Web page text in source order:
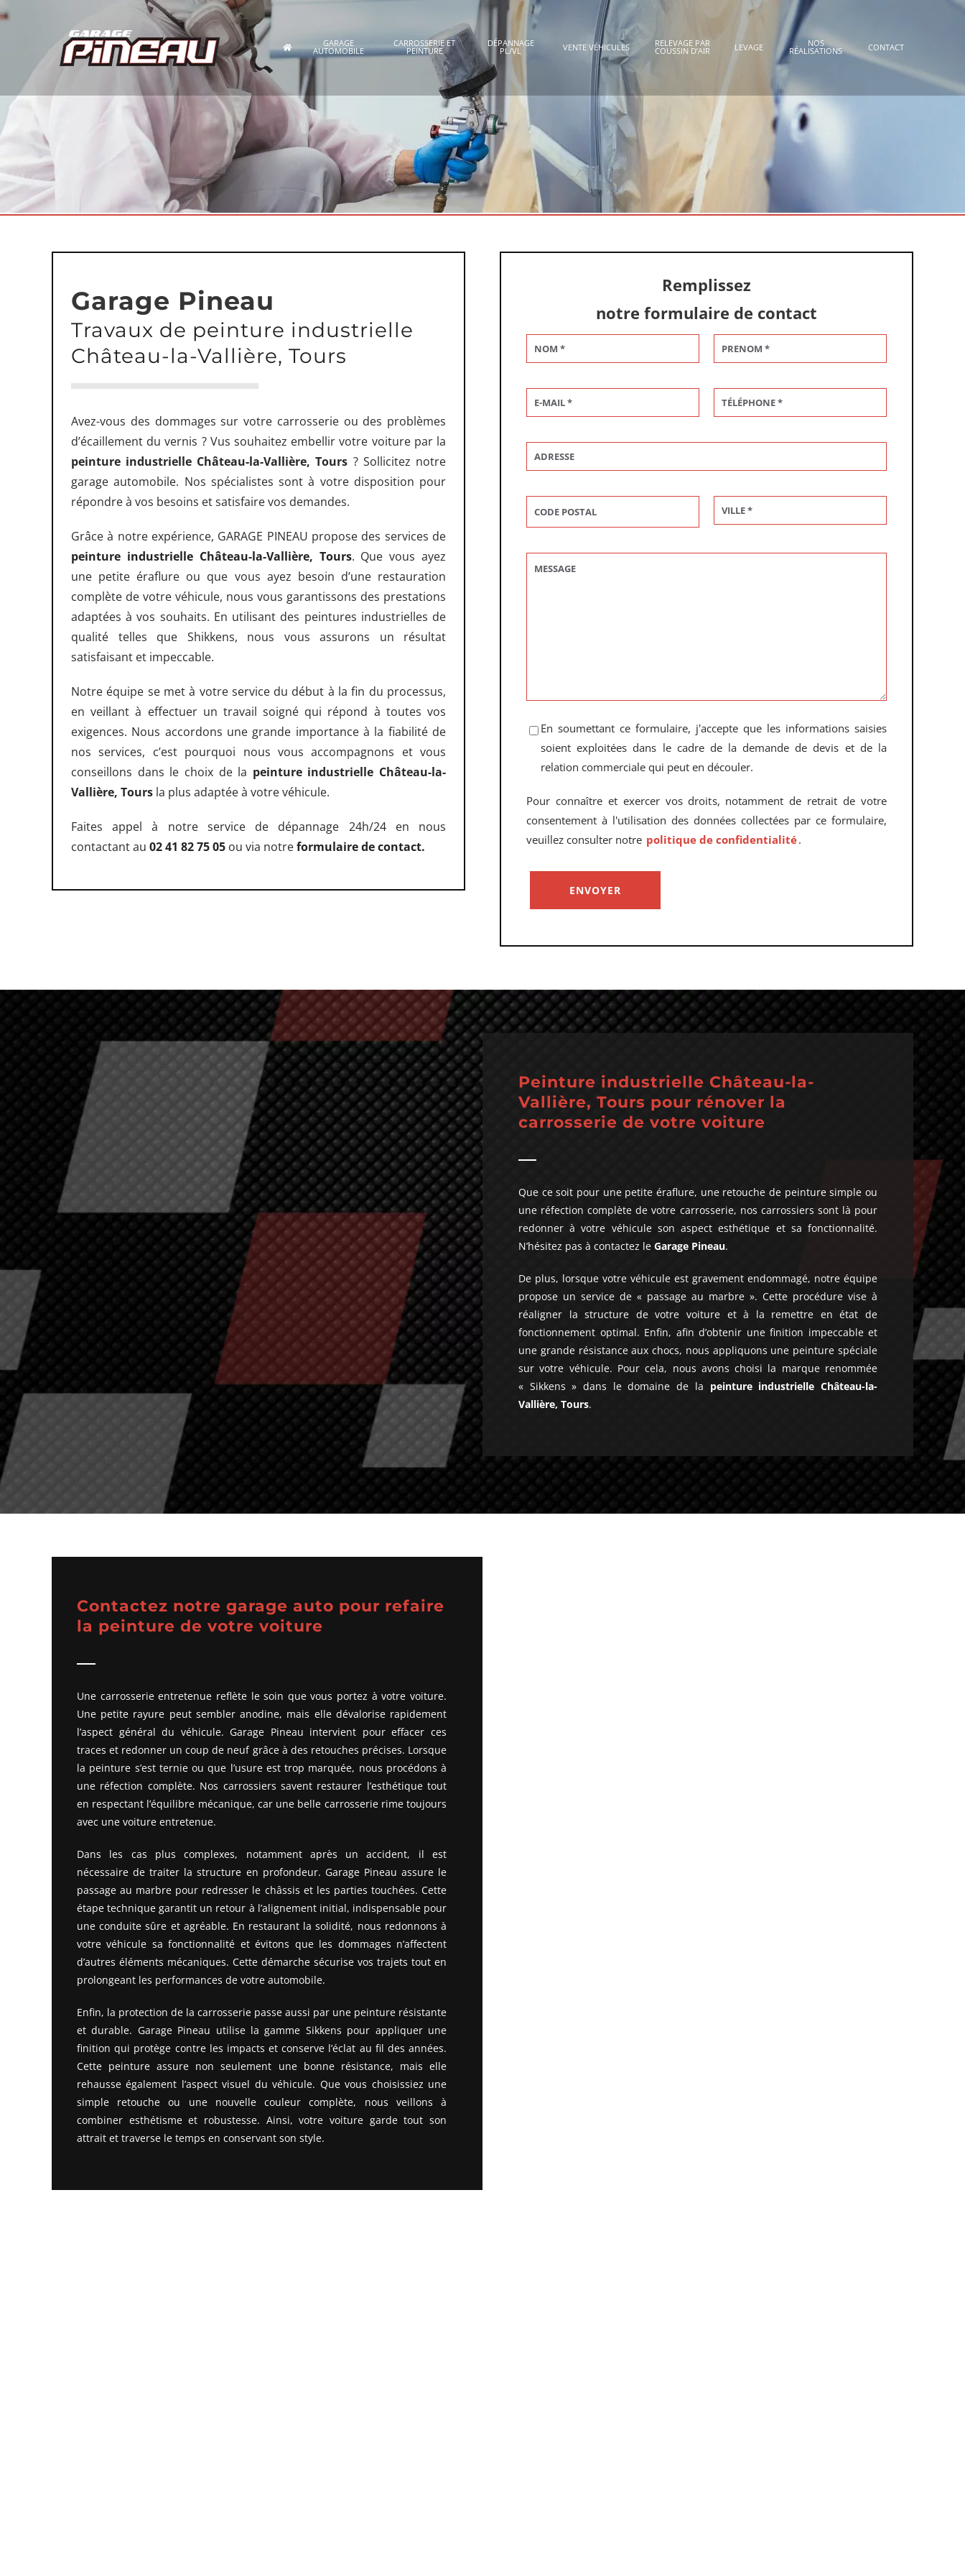
Passer
GARAGE
AUTOMOBILE
CARROSSERIE ET
PEINTURE
DÉPANNAGE
PL/VL VENTE VÉHICULES RELEVAGE PAR
COUSSIN D’AIR LEVAGE NOS
RÉALISATIONS CONTACT
Garage Pineau
Travaux de peinture industrielle
Château-la-Vallière, Tours
Avez-vous des dommages sur votre carrosserie ou des problèmes
d’écaillement du vernis ? Vus souhaitez embellir votre voiture par la
peinture industrielle Château-la-Vallière, Tours ? Sollicitez notre
garage automobile. Nos spécialistes sont à votre disposition pour
répondre à vos besoins et satisfaire vos demandes.
Grâce à notre expérience, GARAGE PINEAU propose des services de
peinture industrielle Château-la-Vallière, Tours. Que vous ayez
une petite éraflure ou que vous ayez besoin d’une restauration
complète de votre véhicule, nous vous garantissons des prestations
adaptées à vos souhaits. En utilisant des peintures industrielles de
qualité telles que Shikkens, nous vous assurons un résultat
satisfaisant et impeccable.
Notre équipe se met à votre service du début à la fin du processus,
en veillant à effectuer un travail soigné qui répond à toutes vos
exigences. Nous accordons une grande importance à la fiabilité de
nos services, c’est pourquoi nous vous accompagnons et vous
conseillons dans le choix de la peinture industrielle Château-la-
Vallière, Tours la plus adaptée à votre véhicule.
Faites appel à notre service de dépannage 24h/24 en nous
contactant au 02 41 82 75 05 ou via notreformulaire de contact.
Remplissez
notre formulaire de contact
En soumettant ce formulaire, j'accepte que les informations saisies
soient exploitées dans le cadre de la demande de devis et de la
relation commerciale qui peut en découler.
Pour connaître et exercer vos droits, notamment de retrait de votre
consentement à l'utilisation des données collectées par ce formulaire,
veuillez consulter notre politique de confidentialité.
Peinture industrielle Château-la-
Vallière, Tours pour rénover la
carrosserie de votre voiture
Que ce soit pour une petite éraflure, une retouche de peinture simple ou
une réfection complète de votre carrosserie, nos carrossiers sont là pour
redonner à votre véhicule son aspect esthétique et sa fonctionnalité.
N’hésitez pas à contactez le Garage Pineau.
De plus, lorsque votre véhicule est gravement endommagé, notre équipe
propose un service de « passage au marbre ». Cette procédure vise à
réaligner la structure de votre voiture et à la remettre en état de
fonctionnement optimal. Enfin, afin d’obtenir une finition impeccable et
une grande résistance aux chocs, nous appliquons une peinture spéciale
sur votre véhicule. Pour cela, nous avons choisi la marque renommée
« Sikkens » dans le domaine de la peinture industrielle Château-la-
Vallière, Tours.
Contactez notre garage auto pour refaire
la peinture de votre voiture
Une carrosserie entretenue reflète le soin que vous portez à votre voiture.
Une petite rayure peut sembler anodine, mais elle dévalorise rapidement
l’aspect général du véhicule. Garage Pineau intervient pour effacer ces
traces et redonner un coup de neuf grâce à des retouches précises. Lorsque
la peinture s’est ternie ou que l’usure est trop marquée, nous procédons à
une réfection complète. Nos carrossiers savent restaurer l’esthétique tout
en respectant l’équilibre mécanique, car une belle carrosserie rime toujours
avec une voiture entretenue.
Dans les cas plus complexes, notamment après un accident, il est
nécessaire de traiter la structure en profondeur. Garage Pineau assure le
passage au marbre pour redresser le châssis et les parties touchées. Cette
étape technique garantit un retour à l’alignement initial, indispensable pour
une conduite sûre et agréable. En restaurant la solidité, nous redonnons à
votre véhicule sa fonctionnalité et évitons que les dommages n’affectent
d’autres éléments mécaniques. Cette démarche sécurise vos trajets tout en
prolongeant les performances de votre automobile.
Enfin, la protection de la carrosserie passe aussi par une peinture résistante
et durable. Garage Pineau utilise la gamme Sikkens pour appliquer une
finition qui protège contre les impacts et conserve l’éclat au fil des années.
Cette peinture assure non seulement une bonne résistance, mais elle
rehausse également l’aspect visuel du véhicule. Que vous choisissiez une
simple retouche ou une nouvelle couleur complète, nous veillons à
combiner esthétisme et robustesse. Ainsi, votre voiture garde tout son
attrait et traverse le temps en conservant son style.